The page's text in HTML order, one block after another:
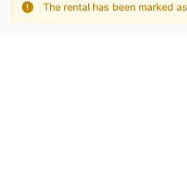
The rental has been marked